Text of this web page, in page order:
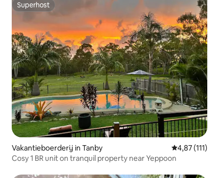
Superhost
Superhost
Vakantieboerderij in Tanby Gemiddelde
4,87 (111)
Cosy 1 BR unit on tranquil property near Yeppoon